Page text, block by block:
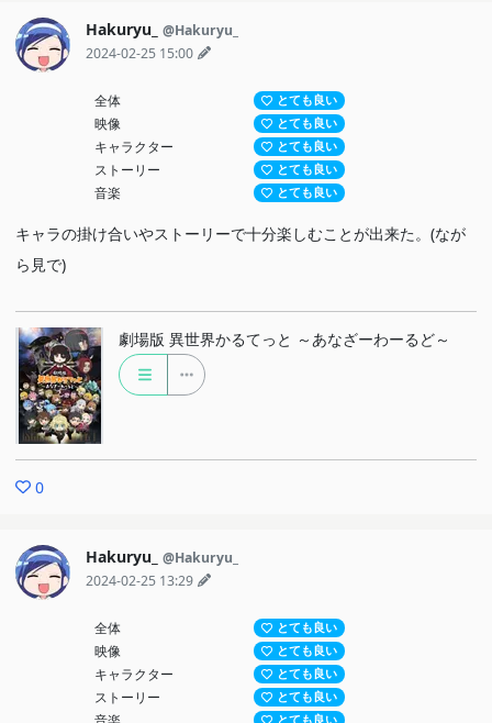
Hakuryu_ @Hakuryu_
2024-02-25 15:00
全体 とても良い
映像 とても良い
キャラクター とても良い
ストーリー とても良い
音楽 とても良い
キャラの掛け合いやストーリーで十分楽しむことが出来た。(なが
ら見で)
劇場版 異世界かるてっと ～あなざーわーるど～
0
Hakuryu_ @Hakuryu_
2024-02-25 13:29
全体 とても良い
映像 とても良い
キャラクター とても良い
ストーリー とても良い